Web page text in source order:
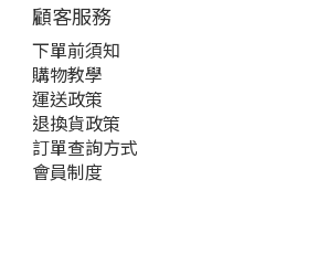
顧客服務
下單前須知
購物教學
運送政策
退換貨政策
訂單查詢方式
會員制度